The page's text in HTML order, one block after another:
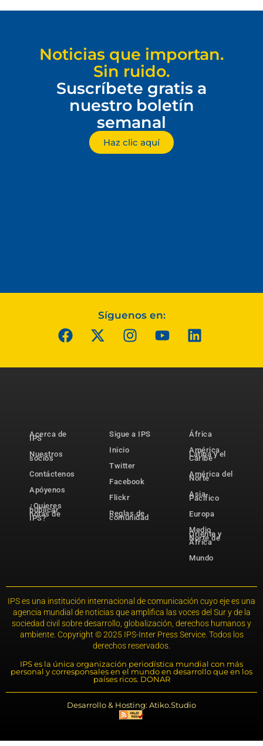
Noticias que importan.
Sin ruido.
Suscríbete gratis a
nuestro boletín
semanal
Haz clic aquí
Síguenos en:
Acerca de
IPS
Nuestros
socios
Contáctenos
Apóyenos
¿Quieres
publicar
notas de
IPS?
Sigue a IPS
Inicio
Twitter
Facebook
Flickr
Reglas de
comunidad
África
América
Latina y el
Caribe
América del
Norte
Asia-
Pacífico
Europa
Medio
Oriente y
Norte de
África
Mundo
IPS es una institución internacional de comunicación cuyo eje es una
agencia mundial de noticias que amplifica las voces del Sur y de la
sociedad civil sobre desarrollo, globalización, derechos humanos y
ambiente. Copyright © 2025 IPS-Inter Press Service. Todos los
derechos reservados.
IPS es la única organización periodística mundial con más
personal y corresponsales en el mundo en desarrollo que en los
países ricos. DONAR
Desarrollo & Hosting: Atiko.Studio